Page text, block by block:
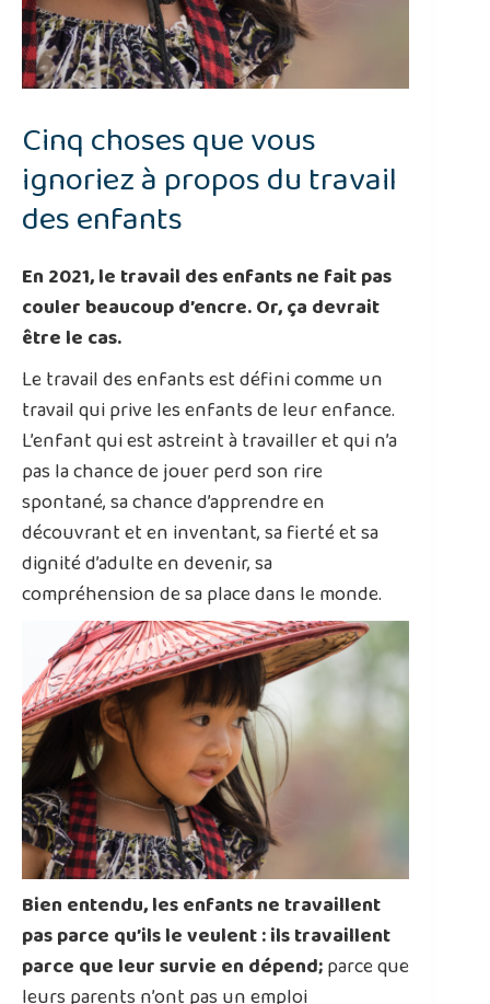
Cinq choses que vous
ignoriez à propos du travail
des enfants
En 2021, le travail des enfants ne fait pas
couler beaucoup d’encre. Or, ça devrait
être le cas.
Le travail des enfants est défini comme un
travail qui prive les enfants de leur enfance.
L’enfant qui est astreint à travailler et qui n’a
pas la chance de jouer perd son rire
spontané, sa chance d’apprendre en
découvrant et en inventant, sa fierté et sa
dignité d’adulte en devenir, sa
compréhension de sa place dans le monde.
Bien entendu, les enfants ne travaillent
pas parce qu’ils le veulent : ils travaillent
parce que leur survie en dépend;parce que
leurs parents n’ont pas un emploi